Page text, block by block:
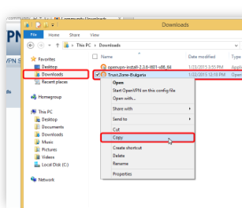
Trust.Zone-Bulgaria